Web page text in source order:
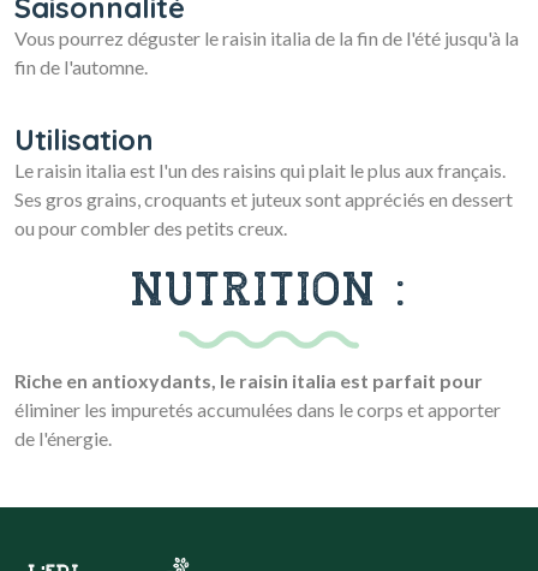
Saisonnalité
Vous pourrez déguster le raisin italia de la fin de l'été jusqu'à la
fin de l'automne.
Utilisation
Le raisin italia est l'un des raisins qui plait le plus aux français.
Ses gros grains, croquants et juteux sont appréciés en dessert
ou pour combler des petits creux.
NUTRITION :
Riche en antioxydants, le raisin italia est parfait pour
éliminer les impuretés accumulées dans le corps et apporter
de l'énergie.